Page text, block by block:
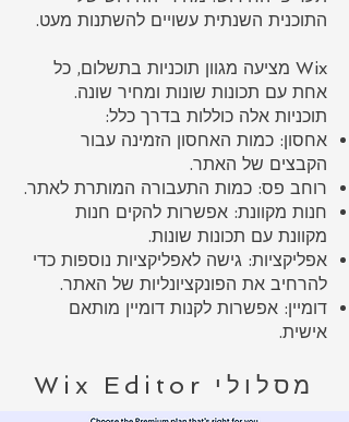
התוכנית השנתית עשויים להשתנות מעט.
Wix מציעה מגוון תוכניות בתשלום, כל
אחת עם תכונות שונות ומחיר שונה.
תוכניות אלה כוללות בדרך כלל:
אחסון: כמות האחסון הזמינה עבור
הקבצים של האתר.
רוחב פס: כמות התעבורה המותרת לאתר.
חנות מקוונת: אפשרות להקים חנות
מקוונת עם תכונות שונות.
אפליקציות: גישה לאפליקציות נוספות כדי
להרחיב את הפונקציונליות של האתר.
דומיין: אפשרות לקנות דומיין מותאם
אישית.
מסלולי Wix Editor